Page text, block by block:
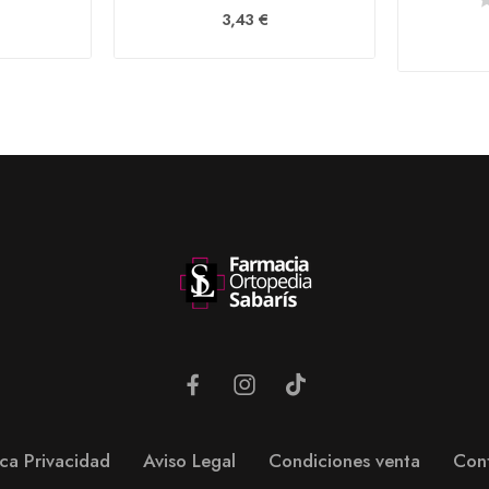
3,43 €
Privacidad Aviso Legal Condiciones venta